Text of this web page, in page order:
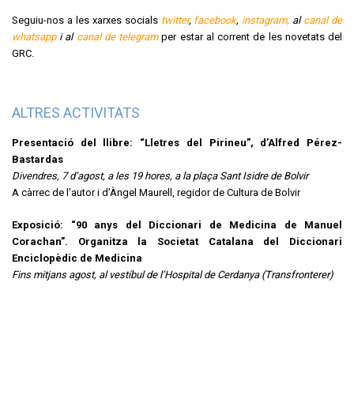
Seguiu-nos a les xarxes socials twitter, facebook, instagram, al canal de
whatsappi al canal de telegramper estar al corrent de les novetats del
GRC.
ALTRES ACTIVITATS
Presentació del llibre: “Lletres del Pirineu”, d’Alfred Pérez-
Bastardas
Divendres, 7 d’agost, a les 19 hores, a la plaça Sant Isidre de Bolvir
A càrrec de l’autor i d’Àngel Maurell, regidor de Cultura de Bolvir
Exposició: “90 anys del Diccionari de Medicina de Manuel
Corachan”. Organitza la Societat Catalana del Diccionari
Enciclopèdic de Medicina
Fins mitjans agost, al vestíbul de l’Hospital de Cerdanya (Transfronterer)